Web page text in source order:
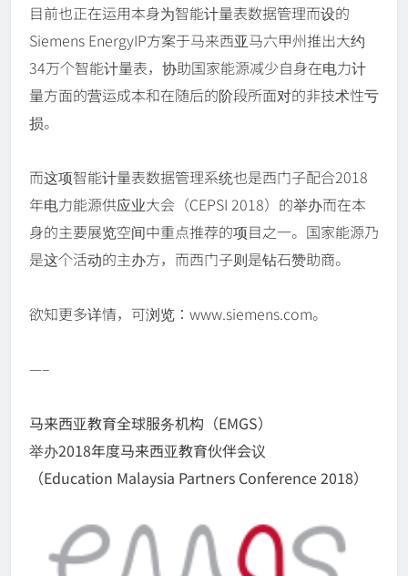
目前也正在运用本身为智能计量表数据管理而设的
Siemens EnergyIP方案于马来西亚马六甲州推出大约
34万个智能计量表，协助国家能源减少自身在电力计
量方面的营运成本和在随后的阶段所面对的非技术性亏
损。
而这项智能计量表数据管理系统也是西门子配合2018
年电力能源供应业大会（CEPSI 2018）的举办而在本
身的主要展览空间中重点推荐的项目之一。国家能源乃
是这个活动的主办方，而西门子则是钻石赞助商。
欲知更多详情，可浏览：www.siemens.com。
—–
马来西亚教育全球服务机构（EMGS）
举办2018年度马来西亚教育伙伴会议
（Education Malaysia Partners Conference 2018）